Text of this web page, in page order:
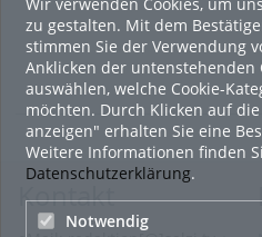
zu gestalten. Mit dem
stimmen Sie der Verwendung
Anklicken der untenstehenden
auswählen, welche Cookie-
möchten. Durch Klicken auf
anzeigen" erhalten Sie eine
Weitere Informationen finden
Datenschutzerklärung.
Notwendig
Kontakt